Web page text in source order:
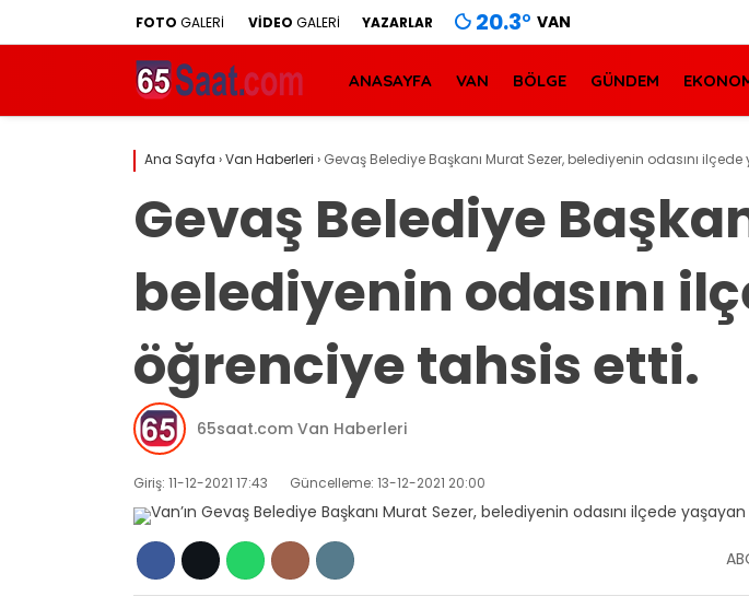
FOTO GALERİ VİDEO GALERİ YAZARLAR 20.3° VAN
ANASAYFA VAN BÖLGE GÜNDEM
Ana Sayfa ›Van Haberleri › Gevaş Belediye Başkanı Murat Sezer, belediyenin odasını
Gevaş Belediye
belediyenin odasını
öğrenciye tahsis etti.
65saat.com Van Haberleri
Giriş: 11-12-2021 17:43 Güncelleme: 13-12-2021 20:00